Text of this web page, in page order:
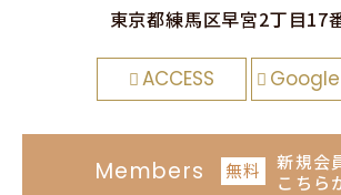
東京都練⾺区早宮2丁⽬17
ACCESS Google
Members 無料 新規会
こちら